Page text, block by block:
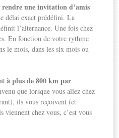
rendre une invitation d’amis
délai exact prédéfini. La
l’alternance. Une fois chez
En fonction de votre rythme
le mois, dans les six mois ou
à plus de 800 km par
que lorsque vous allez chez
ils vous reçoivent (et
viennent chez vous, c’est vous